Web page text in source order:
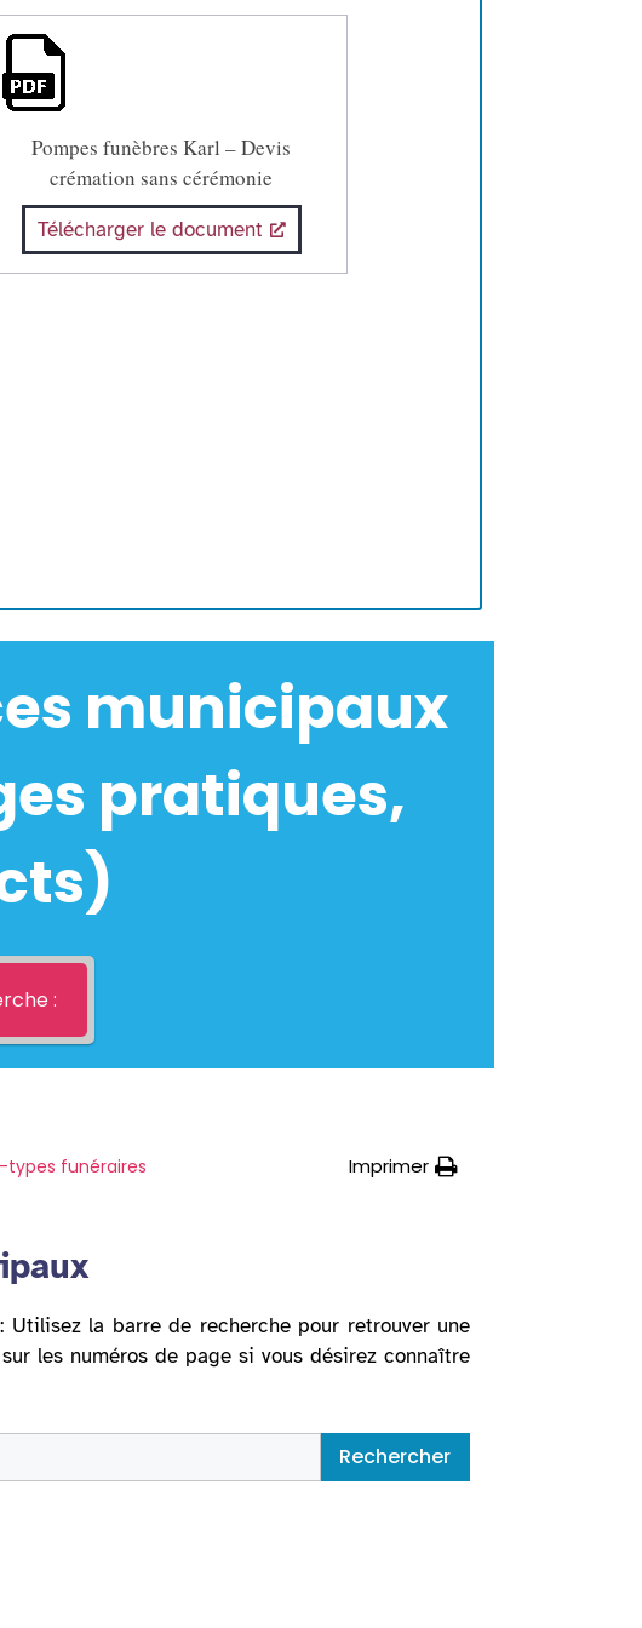
Pompes funèbres Karl – Devis
crémation sans cérémonie
Télécharger le document
municipaux
pratiques,
:
types funéraires Imprimer
Utilisez la barre de recherche pour retrouver une
les numéros de page si vous désirez connaître
Rechercher